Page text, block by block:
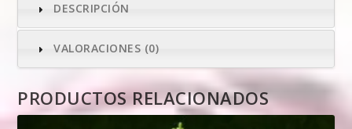
DESCRIPCIÓN
VALORACIONES (0)
PRODUCTOS RELACIONADOS